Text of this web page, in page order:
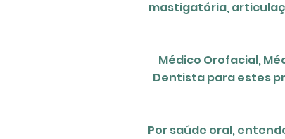
mastigatória,
Médico Orofacial,
Dentista para estes
Por saúde oral,